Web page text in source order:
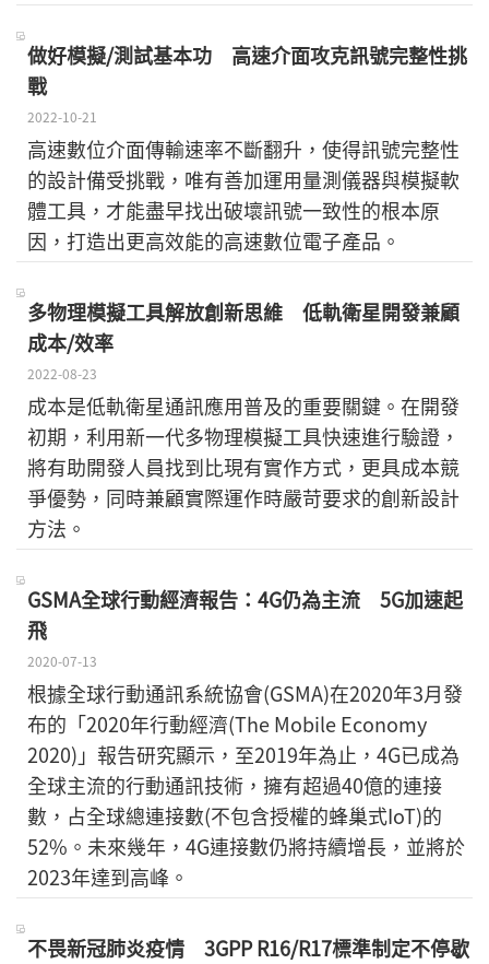
做好模擬/測試基本功 高速介面攻克訊號完整性挑
戰
2022-10-21
高速數位介面傳輸速率不斷翻升，使得訊號完整性
的設計備受挑戰，唯有善加運用量測儀器與模擬軟
體工具，才能盡早找出破壞訊號一致性的根本原
因，打造出更高效能的高速數位電子產品。
多物理模擬工具解放創新思維 低軌衛星開發兼顧
成本/效率
2022-08-23
成本是低軌衛星通訊應用普及的重要關鍵。在開發
初期，利用新一代多物理模擬工具快速進行驗證，
將有助開發人員找到比現有實作方式，更具成本競
爭優勢，同時兼顧實際運作時嚴苛要求的創新設計
方法。
GSMA全球行動經濟報告：4G仍為主流 5G加速起
飛
2020-07-13
根據全球行動通訊系統協會(GSMA)在2020年3月發
布的「2020年行動經濟(The Mobile Economy
2020)」報告研究顯示，至2019年為止，4G已成為
全球主流的行動通訊技術，擁有超過40億的連接
數，占全球總連接數(不包含授權的蜂巢式IoT)的
52%。未來幾年，4G連接數仍將持續增長，並將於
2023年達到高峰。
不畏新冠肺炎疫情 3GPP R16/R17標準制定不停歇